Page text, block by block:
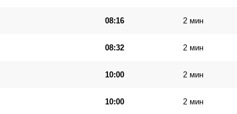
08:16 2 мин
08:32 2 мин
10:00 2 мин
10:00 2 мин